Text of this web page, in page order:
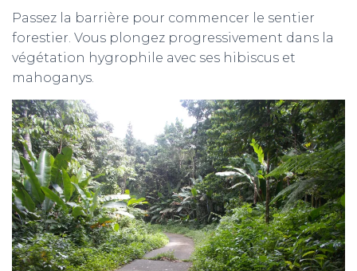
Passez la barrière pour commencer le sentier
forestier. Vous plongez progressivement dans la
végétation hygrophile avec ses hibiscus et
mahoganys.